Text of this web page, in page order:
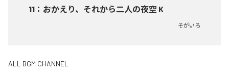
11 ： おかえり、それから二人の夜空 K
そがいろ
ALL BGM CHANNEL